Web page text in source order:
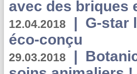
avec des briques
12.04.2018 | G-star
éco-conçu
29.03.2018 |